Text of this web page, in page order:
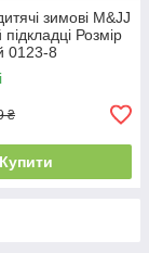
зимові M&JJ
підкладці Розмір
0123-8
₴
Купити